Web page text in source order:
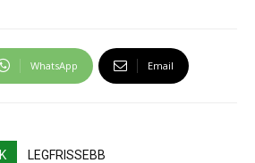
WhatsApp Email
LEGFRISSEBB